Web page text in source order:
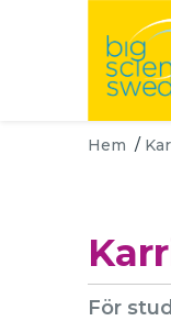
Hem /
För